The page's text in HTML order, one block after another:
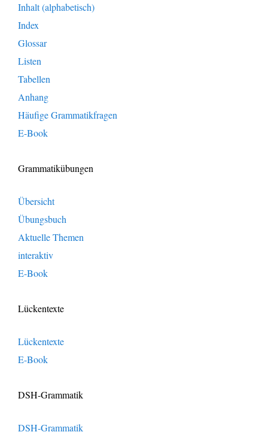
Inhalt (alphabetisch)
Index
Glossar
Listen
Tabellen
Anhang
Häufige Grammatikfragen
E-Book
Grammatikübungen
Übersicht
Übungsbuch
Aktuelle Themen
interaktiv
E-Book
Lückentexte
Lückentexte
E-Book
DSH-Grammatik
DSH-Grammatik